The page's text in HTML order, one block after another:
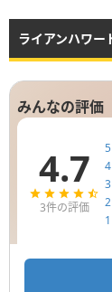
ライアンハワー
みんなの評価
4.7
3件の評価
5
4
3
2
1